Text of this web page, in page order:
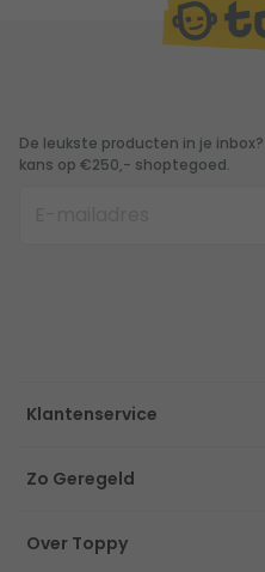
De leukste producten in je
kans op €250,- shoptegoed.
Klantenservice
Zo Geregeld
Over Toppy